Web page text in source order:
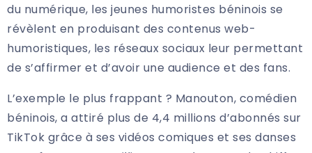
du numérique, les jeunes humoristes béninois se
révèlent en produisant des contenus web-
humoristiques, les réseaux sociaux leur permettant
de s’affirmer et d’avoir une audience et des fans.
L’exemple le plus frappant ? Manouton, comédien
béninois, a attiré plus de 4,4 millions d’abonnés sur
TikTok grâce à ses vidéos comiques et ses danses